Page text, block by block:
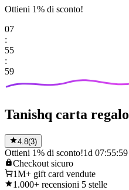
Ottieni 1% di sconto!
07
:
55
:
59
Tanishq carta regalo
4.8(3)
Ottieni 1% di sconto!1d 07:55:59
Checkout sicuro
1M+ gift card vendute
1.000+ recensioni 5 stelle